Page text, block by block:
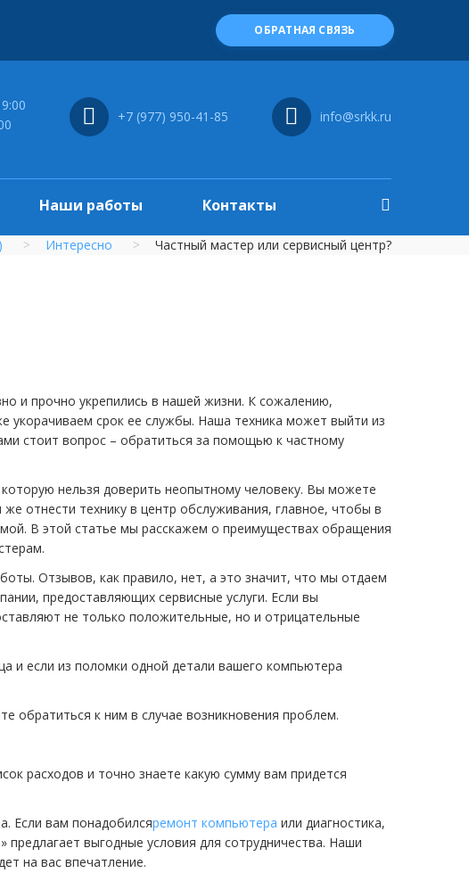
+7 (977) 950-41-85 info@srkk.ru
Наши работы Контакты
ОБРАТНАЯ СВЯЗЬ
Интересно Частный мастер или сервисный центр?
и прочно укрепились в нашей жизни. К сожалению,
укорачиваем срок ее службы. Наша техника может выйти из
стоит вопрос – обратиться за помощью к частному
нельзя доверить неопытному человеку. Вы можете
отнести технику в центр обслуживания, главное, чтобы в
В этой статье мы расскажем о преимуществах обращения
Отзывов, как правило, нет, а это значит, что мы отдаем
предоставляющих сервисные услуги. Если вы
не только положительные, но и отрицательные
если из поломки одной детали вашего компьютера
к ним в случае возникновения проблем.
расходов и точно знаете какую сумму вам придется
Если вам понадобилсяремонт компьютера или диагностика,
выгодные условия для сотрудничества. Наши
на вас впечатление.